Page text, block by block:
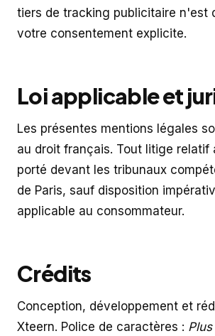
tiers de tracking publicitaire n'est
votre consentement explicite.
Loi applicable et
Les présentes mentions légales
au droit français. Tout litige relatif
porté devant les tribunaux
de Paris, sauf disposition
applicable au consommateur.
Crédits
Conception, développement et
Xteern. Police de caractères :